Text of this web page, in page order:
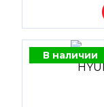
В наличии